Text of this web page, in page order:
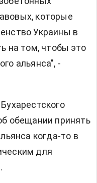
которые
Украины в
на том, чтобы это
альянса", -
обещании принять
когда-то в
для